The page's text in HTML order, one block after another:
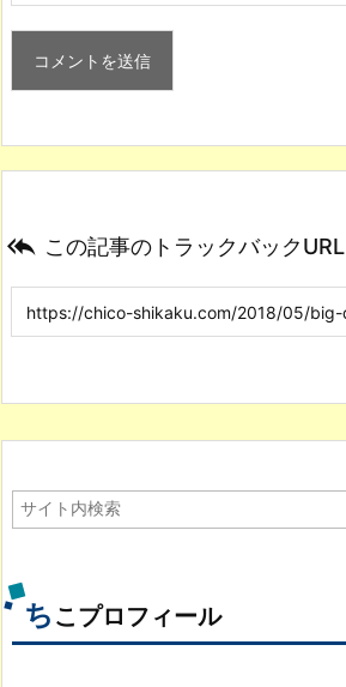
 この記事のトラックバックURL
ち こプロフィール